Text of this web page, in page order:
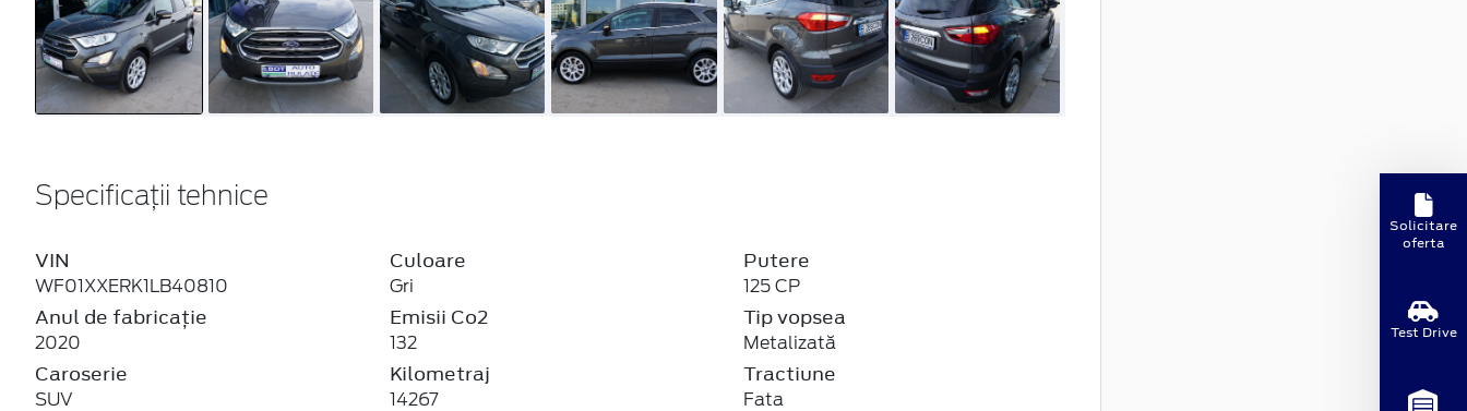
Specificații tehnice
VIN
WF01XXERK1LB40810
Anul de fabricație
2020
Caroserie
SUV
Culoare
Gri
Emisii Co2
132
Kilometraj
14267
Putere
125 CP
Tip vopsea
Metalizată
Tractiune
Fata
Solicitare
oferta
Test Drive